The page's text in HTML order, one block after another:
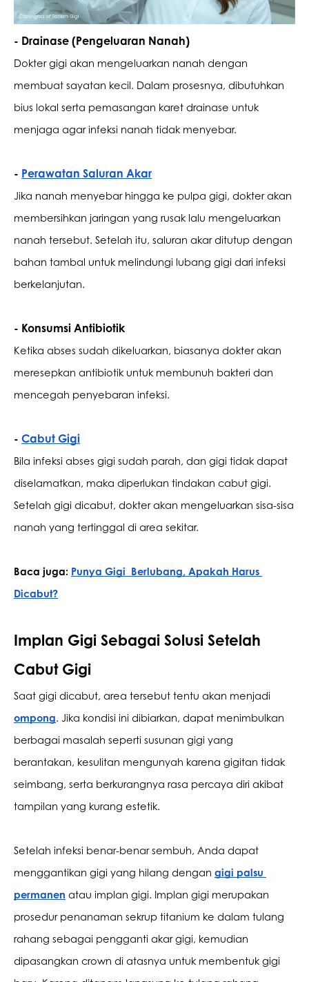
- Drainase (Pengeluaran Nanah)
Dokter gigi akan mengeluarkan nanah dengan
membuat sayatan kecil. Dalam prosesnya, dibutuhkan
bius lokal serta pemasangan karet drainase untuk
menjaga agar infeksi nanah tidak menyebar.
- Perawatan Saluran Akar
Jika nanah menyebar hingga ke pulpa gigi, dokter akan
membersihkan jaringan yang rusak lalu mengeluarkan
nanah tersebut. Setelah itu, saluran akar ditutup dengan
bahan tambal untuk melindungi lubang gigi dari infeksi
berkelanjutan.
- Konsumsi Antibiotik
Ketika abses sudah dikeluarkan, biasanya dokter akan
meresepkan antibiotik untuk membunuh bakteri dan
mencegah penyebaran infeksi.
- Cabut Gigi
Bila infeksi abses gigi sudah parah, dan gigi tidak dapat
diselamatkan, maka diperlukan tindakan cabut gigi.
Setelah gigi dicabut, dokter akan mengeluarkan sisa-sisa
nanah yang tertinggal di area sekitar.
Baca juga: Punya Gigi  Berlubang, Apakah Harus
Dicabut?
Implan Gigi Sebagai Solusi Setelah
Cabut Gigi
ompong. Jika kondisi ini dibiarkan, dapat menimbulkan
berbagai masalah seperti susunan gigi yang
berantakan, kesulitan mengunyah karena gigitan tidak
seimbang, serta berkurangnya rasa percaya diri akibat
tampilan yang kurang estetik.
Setelah infeksi benar-benar sembuh, Anda dapat
menggantikan gigi yang hilang dengan gigi palsu
permanen atau implan gigi. Implan gigi merupakan
prosedur penanaman sekrup titanium ke dalam tulang
rahang sebagai pengganti akar gigi, kemudian
dipasangkan crown di atasnya untuk membentuk gigi